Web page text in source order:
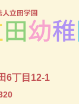
6丁目12-1